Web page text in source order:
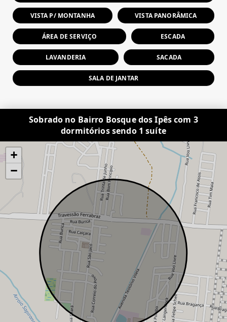
VISTA P/ MONTANHA VISTA PANORÂMICA
ÁREA DE SERVIÇO ESCADA
LAVANDERIA SACADA
SALA DE JANTAR
Sobrado no Bairro Bosque dos Ipês com 3
dormitórios sendo 1 suíte
+
−